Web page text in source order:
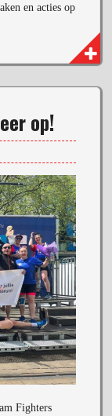
en acties op
op!
Fighters